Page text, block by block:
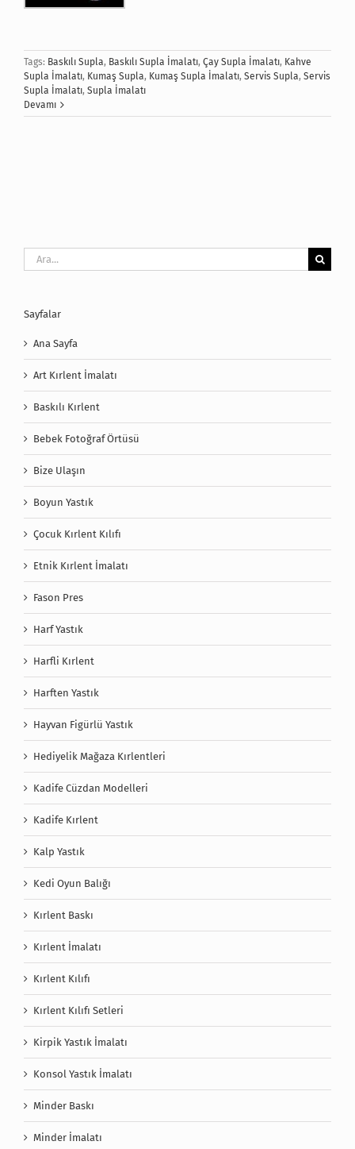
Tags: Baskılı Supla, Baskılı Supla İmalatı, Çay Supla İmalatı, Kahve
Supla İmalatı, Kumaş Supla, Kumaş Supla İmalatı, Servis Supla, Servis
Supla İmalatı, Supla İmalatı
Devamı
Ara:
Sayfalar
Ana Sayfa
Art Kırlent İmalatı
Baskılı Kırlent
Bebek Fotoğraf Örtüsü
Bize Ulaşın
Boyun Yastık
Çocuk Kırlent Kılıfı
Etnik Kırlent İmalatı
Fason Pres
Harf Yastık
Harfli Kırlent
Harften Yastık
Hayvan Figürlü Yastık
Hediyelik Mağaza Kırlentleri
Kadife Cüzdan Modelleri
Kadife Kırlent
Kalp Yastık
Kedi Oyun Balığı
Kırlent Baskı
Kırlent İmalatı
Kırlent Kılıfı
Kırlent Kılıfı Setleri
Kirpik Yastık İmalatı
Konsol Yastık İmalatı
Minder Baskı
Minder İmalatı